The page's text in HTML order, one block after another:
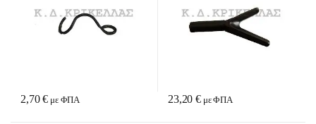
2,70€ με ΦΠΑ 23,20€ με ΦΠΑ